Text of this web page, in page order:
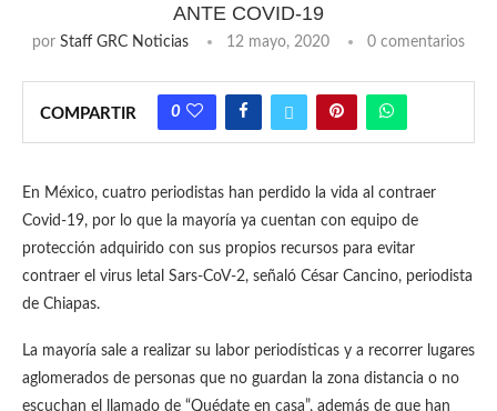
ANTE COVID-19
por Staff GRC Noticias 12 mayo, 2020 0 comentarios
COMPARTIR 0
En México, cuatro periodistas han perdido la vida al contraer
Covid-19, por lo que la mayoría ya cuentan con equipo de
protección adquirido con sus propios recursos para evitar
contraer el virus letal Sars-CoV-2, señaló César Cancino, periodista
de Chiapas.
La mayoría sale a realizar su labor periodísticas y a recorrer lugares
aglomerados de personas que no guardan la zona distancia o no
escuchan el llamado de “Quédate en casa”, además de que han